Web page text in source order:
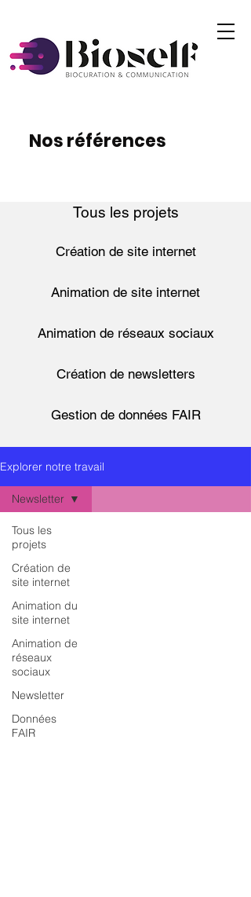
Nos références
Tous les projets
Création de site internet
Animation de site internet
Animation de réseaux sociaux
Création de newsletters
Gestion de données FAIR
Explorer notre travail
Tous les
projets
Création de
site internet
Animation du
site internet
Animation de
réseaux
sociaux
Newsletter
Données
FAIR
Newsletter